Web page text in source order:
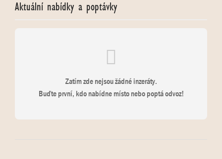
Aktuální nabídky a poptávky
Zatím zde nejsou žádné inzeráty.
Buďte první, kdo nabídne místo nebo poptá odvoz!